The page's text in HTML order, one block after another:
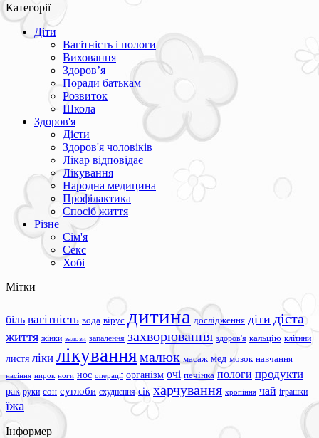
Категорії
Діти
Вагітність і пологи
Виховання
Здоров’я
Поради батькам
Розвиток
Школа
Здоров'я
Дієти
Здоров'я чоловіків
Лікар відповідає
Лікування
Народна медицина
Профілактика
Спосіб життя
Різне
Сім'я
Секс
Хобі
Мітки
біль вагітність вода вірус дитина дослідження діти дієта
життя жінки залози запалення захворювання здоров'я кальцію клітини
листя ліки лікуваннямалюк масаж мед мозок навчання
насіння нирок ноги нос операції організм очі печінка пологи продукти
рак руки сон суглоби схуднення сік харчування хропіння чай іграшки
їжа
Інформер